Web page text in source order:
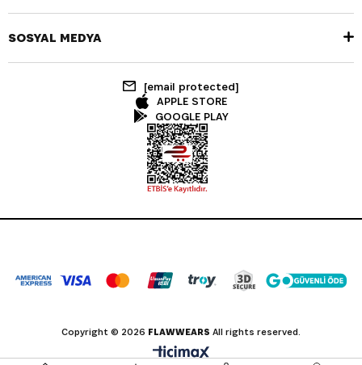
SOSYAL MEDYA
[email protected]
APPLE STORE
GOOGLE PLAY
Copyright © 2026 FLAWWEARS All rights reserved.